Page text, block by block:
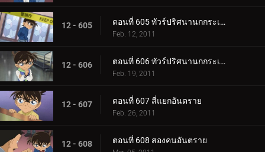
12 - 605 ตอนที่ 605 ทัวร์ปริศนานกกระเรียน (ตอน 1)
Feb. 12, 2011
12 - 606 ตอนที่ 606 ทัวร์ปริศนานกกระเรียน (ตอน 2)
Feb. 19, 2011
12 - 607 ตอนที่ 607 สี่แยกอันตราย
Feb. 26, 2011
12 - 608 ตอนที่ 608 สองคนอันตราย